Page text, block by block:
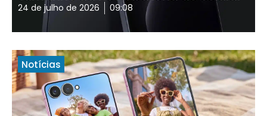
24 de julho de 2026 09:08
Notícias